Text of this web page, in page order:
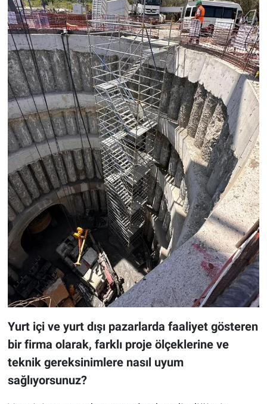
Yurt içi ve yurt dışı pazarlarda faaliyet gösteren
bir firma olarak, farklı proje ölçeklerine ve
teknik gereksinimlere nasıl uyum
sağlıyorsunuz?